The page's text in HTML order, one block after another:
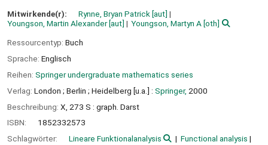
Mitwirkende(r): Rynne, Bryan Patrick [aut]
Youngson, Martin Alexander[aut] Youngson, Martyn A [oth]
Ressourcentyp: Buch
Sprache: Englisch
Reihen: Springer undergraduate mathematics series
Verlag: London ; Berlin ; Heidelberg [u.a.] : Springer, 2000
Beschreibung: X, 273 S : graph. Darst
ISBN:
1852332573
Schlagwörter:
Lineare Funktionalanalysis
Functional analysis